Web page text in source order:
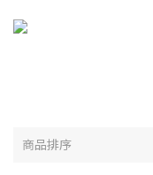
商品排序